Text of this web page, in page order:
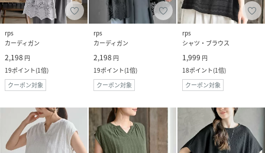
rps
カーディガン
2,198 円
19ポイント(1倍)
クーポン対象
rps
カーディガン
2,198 円
19ポイント(1倍)
クーポン対象
rps
シャツ・ブラウス
1,999 円
18ポイント(1倍)
クーポン対象